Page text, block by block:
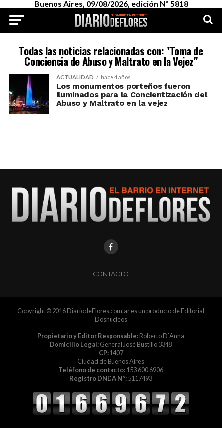
Buenos Aires, 09/08/2026, edición Nº 5818
Todas las noticias relacionadas con: "Toma de
Conciencia de Abuso y Maltrato en la Vejez"
ACTUALIDAD hace 4 años
Los monumentos porteños fueron
iluminados para la Concientización del
Abuso y Maltrato en la vejez
CONTACTO
Copyright © 2016 DiariodeFlores.com.ar es un producto de Editorial
Dosnucleos
Propietario y Editor Responsable:Roberto D´Anna
Domicilio Legal:General José Bustillo 3348
CP:1407
Ciudad de Buenos Aires
Teléfono de contacto:153 600 6906
Registro DNDA Nº:5117493